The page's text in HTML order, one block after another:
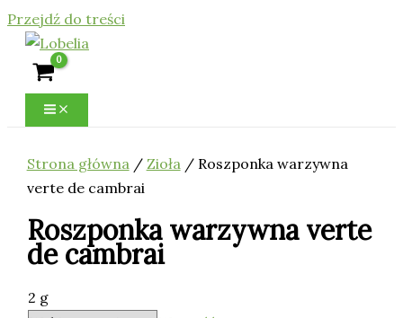
Przejdź do treści
Strona główna / Zioła / Roszponka warzywna
verte de cambrai
Roszponka warzywna verte
de cambrai
2 g